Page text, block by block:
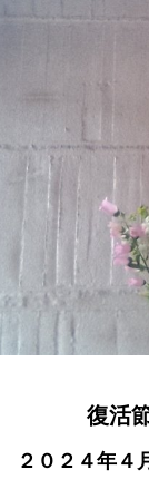
復活
２０２４年４